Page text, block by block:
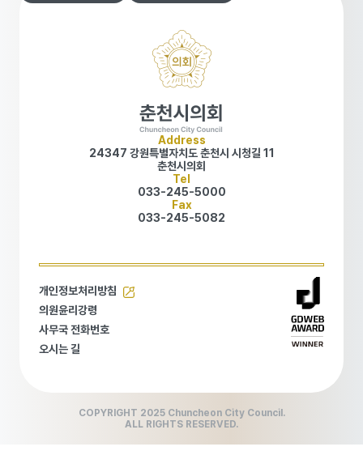
Address
24347 강원특별자치도 춘천시 시청길 11
춘천시의회
Tel
033-245-5000
Fax
033-245-5082
개인정보처리방침
의원윤리강령
의원윤리강령
사무국 전화번호
사무국 전화번호
오시는 길
오시는 길
COPYRIGHT 2025 Chuncheon City Council.
ALL RIGHTS RESERVED.